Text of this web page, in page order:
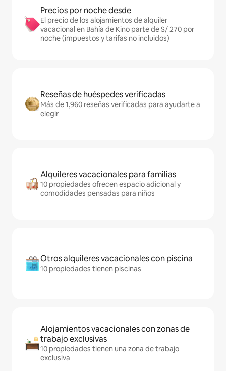
Precios por noche desde
El precio de los alojamientos de alquiler
vacacional en Bahía de Kino parte de S/ 270 por
noche (impuestos y tarifas no incluidos)
Reseñas de huéspedes verificadas
Más de 1,960 reseñas verificadas para ayudarte a
elegir
Alquileres vacacionales para familias
10 propiedades ofrecen espacio adicional y
comodidades pensadas para niños
Otros alquileres vacacionales con piscina
10 propiedades tienen piscinas
Alojamientos vacacionales con zonas de
trabajo exclusivas
10 propiedades tienen una zona de trabajo
exclusiva